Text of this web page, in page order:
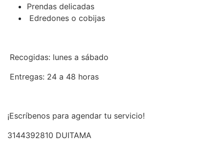
Prendas delicadas
Edredones o cobijas
Recogidas: lunes a sábado
Entregas: 24 a 48 horas
¡Escríbenos para agendar tu servicio!
3144392810 DUITAMA